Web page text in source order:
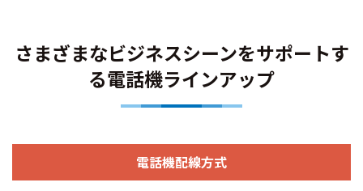
さまざまなビジネスシーンをサポートす
る電話機ラインアップ
電話機配線方式